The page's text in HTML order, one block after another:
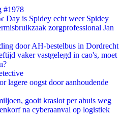
#1978
Day is Spidey echt weer Spidey
zorgprofessional Jan
door AH-bestelbus in Dordrecht
vaker vastgelegd in cao's, moet
lagere oogst door aanhoudende
gooit kraslot per abuis weg
na cyberaanval op logistiek